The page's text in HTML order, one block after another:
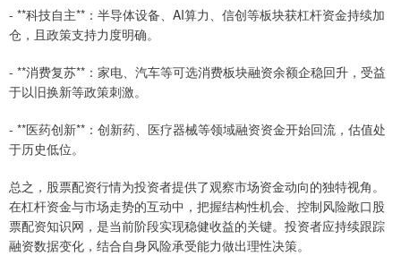
- **科技自主**：半导体设备、AI算力、信创等板块获杠杆资金持续加
仓，且政策支持力度明确。
- **消费复苏**：家电、汽车等可选消费板块融资余额企稳回升，受益
于以旧换新等政策刺激。
- **医药创新**：创新药、医疗器械等领域融资资金开始回流，估值处
于历史低位。
总之，股票配资行情为投资者提供了观察市场资金动向的独特视角。
在杠杆资金与市场走势的互动中，把握结构性机会、控制风险敞口股
票配资知识网，是当前阶段实现稳健收益的关键。投资者应持续跟踪
融资数据变化，结合自身风险承受能力做出理性决策。